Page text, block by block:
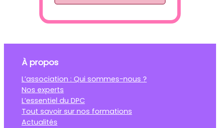
À propos
L’association : Qui sommes-nous ?
Nos experts
L’essentiel du DPC
Tout savoir sur nos formations
Actualités